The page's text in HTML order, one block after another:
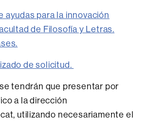
ayudas para la innovación
de Filosofía y Letras.
de solicitud.
tendrán que presentar por
a la dirección
utilizando necesariamente el